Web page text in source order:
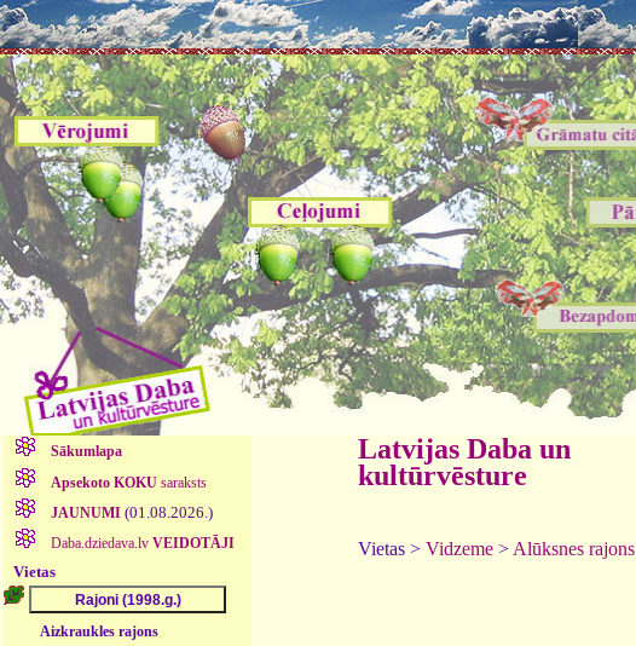
Sākumlapa
Apsekoto KOKUsaraksts
JAUNUMI (01.08.2026.)
Daba.dziedava.lv VEIDOTĀJI
Vietas
Aizkraukles rajons
Latvijas Daba un
kultūrvēsture
Vietas > Vidzeme > Alūksnes rajons